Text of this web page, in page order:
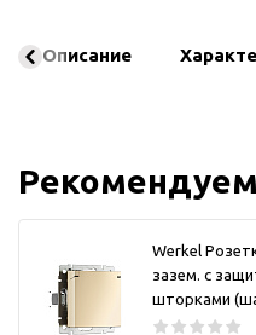
Описание
Werkel
зазем. с
шторками